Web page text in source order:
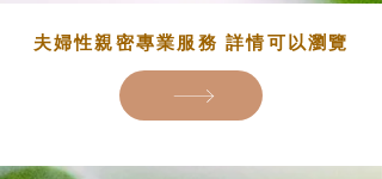
夫婦性親密專業服務 詳情可以瀏覽